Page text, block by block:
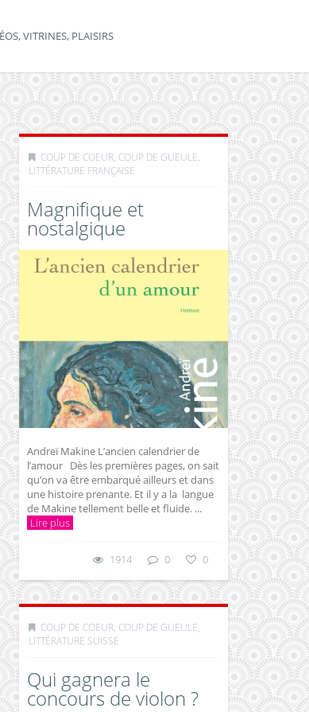
VITRINES, PLAISIRS
COUP DE COEUR, COUP DE GUEULE,
LITTÉRATURE FRANÇAISE
Magnifique et
nostalgique
Andreï Makine L’ancien calendrier de
l’amour Dès les premières pages, on sait
qu’on va être embarqué ailleurs et dans
une histoire prenante. Et il y a la langue
de Makine tellement belle et fluide. ...
Lire plus
1914 0 0
COUP DE COEUR, COUP DE GUEULE,
LITTÉRATURE SUISSE
Qui gagnera le
concours de violon ?